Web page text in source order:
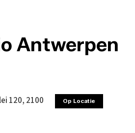
Antwerpen
120, 2100 Op Locatie